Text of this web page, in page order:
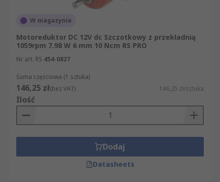
W magazynie
Motoreduktor DC 12V dc Szczotkowy z przekładnią
1059rpm 7.98 W 6 mm 10 Ncm RS PRO
Nr art. RS 454-0827
Suma częściowa (1 sztuka)
146,25 zł(bez VAT) 146,25 zł/sztuka
Ilość
Dodaj
Datasheets